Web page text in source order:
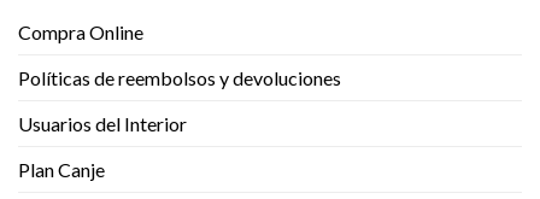
Compra Online
Políticas de reembolsos y devoluciones
Usuarios del Interior
Plan Canje